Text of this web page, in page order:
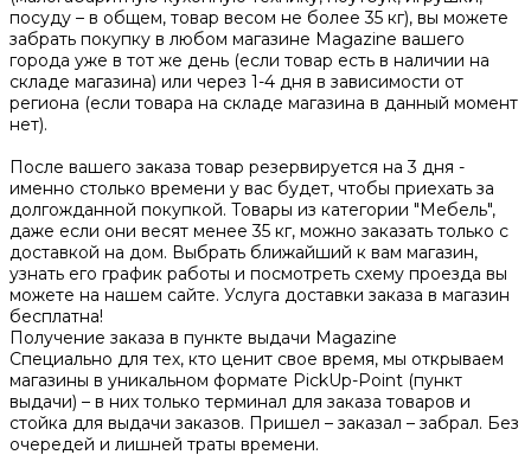
посуду – в общем, товар весом не более 35 кг), вы можете
забрать покупку в любом магазине Magazine вашего
города уже в тот же день (если товар есть в наличии на
складе магазина) или через 1-4 дня в зависимости от
региона (если товара на складе магазина в данный момент
нет).
После вашего заказа товар резервируется на 3 дня -
именно столько времени у вас будет, чтобы приехать за
долгожданной покупкой. Товары из категории "Мебель",
даже если они весят менее 35 кг, можно заказать только с
доставкой на дом. Выбрать ближайший к вам магазин,
узнать его график работы и посмотреть схему проезда вы
можете на нашем сайте. Услуга доставки заказа в магазин
бесплатна!
Получение заказа в пункте выдачи Magazine
Специально для тех, кто ценит свое время, мы открываем
магазины в уникальном формате PickUp-Point (пункт
выдачи) – в них только терминал для заказа товаров и
стойка для выдачи заказов. Пришел – заказал – забрал. Без
очередей и лишней траты времени.